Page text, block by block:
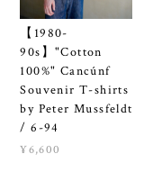
【1980-
90s】"Cotton
100%" Cancúnf
Souvenir T-shirts
by Peter Mussfeldt
/ 6-94
¥6,600